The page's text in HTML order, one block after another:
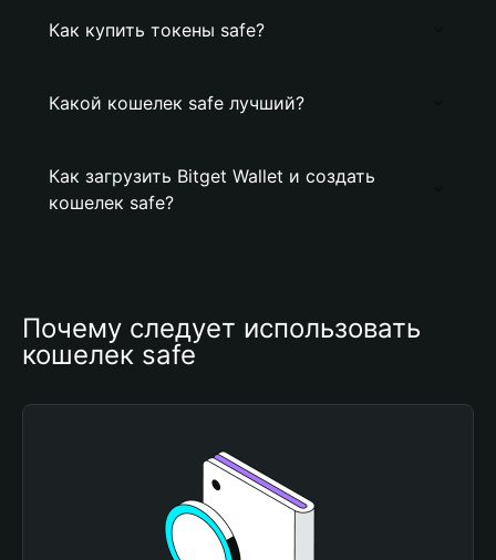
Как купить токены safe?
Какой кошелек safe лучший?
Как загрузить Bitget Wallet и создать
кошелек safe?
Почему следует использовать
кошелек safe